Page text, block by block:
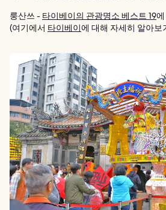
룽산쓰 - 타이베이의 관광명소 베스트 19
(여기에서 타이베이에 대해 자세히 알아보